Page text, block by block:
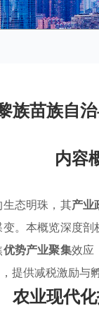
族苗族自
内容
态明珠，其产业
。本概览深度剖
优势产业聚集效应
提供减税激励与
农业现代